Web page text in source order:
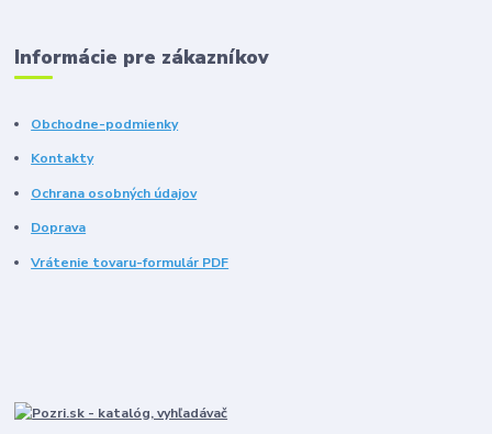
Informácie pre zákazníkov
Obchodne-podmienky
Kontakty
Ochrana osobných údajov
Doprava
Vrátenie tovaru-formulár PDF